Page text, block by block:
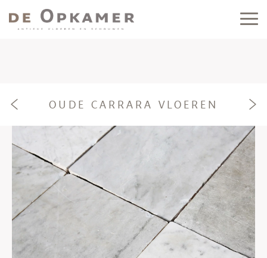
e f
OUDE CARRARA VLOEREN